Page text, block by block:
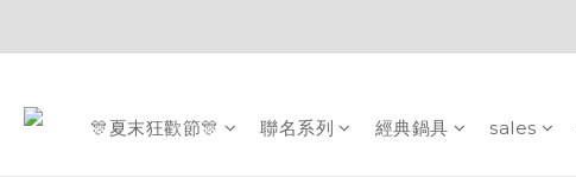
🎊夏末狂歡節🎊 聯名系列 經典鍋具 sales